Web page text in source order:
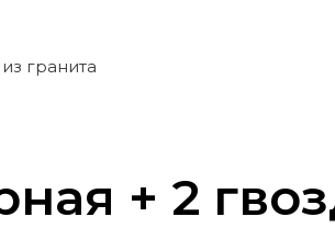
гранита
+ 2